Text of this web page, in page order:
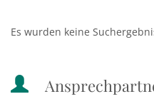
Es wurden keine